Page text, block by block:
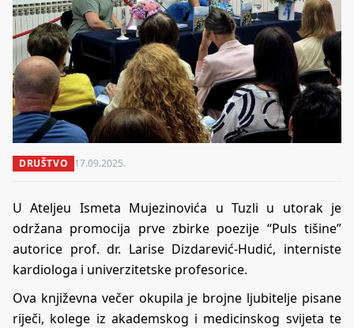
DRUŠTVO 17.09.2025.
U Ateljeu Ismeta Mujezinovića u Tuzli u utorak je
održana promocija prve zbirke poezije “Puls tišine”
autorice prof. dr. Larise Dizdarević-Hudić, interniste
kardiologa i univerzitetske profesorice.
Ova književna večer okupila je brojne ljubitelje pisane
riječi, kolege iz akademskog i medicinskog svijeta te